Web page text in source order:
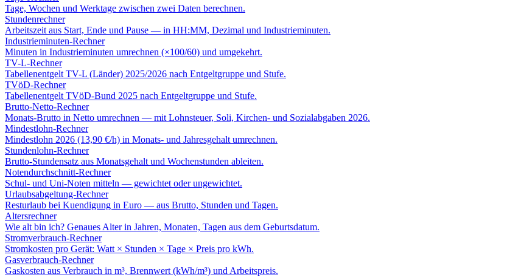
Tage, Wochen und Werktage zwischen zwei Daten berechnen.
Stundenrechner
Arbeitszeit aus Start, Ende und Pause — in HH:MM, Dezimal und Industrieminuten.
Industrieminuten-Rechner
Minuten in Industrieminuten umrechnen (×100/60) und umgekehrt.
TV-L-Rechner
Tabellenentgelt TV-L (Länder) 2025/2026 nach Entgeltgruppe und Stufe.
TVöD-Rechner
Tabellenentgelt TVöD-Bund 2025 nach Entgeltgruppe und Stufe.
Brutto-Netto-Rechner
Monats-Brutto in Netto umrechnen — mit Lohnsteuer, Soli, Kirchen- und Sozialabgaben 2026.
Mindestlohn-Rechner
Mindestlohn 2026 (13,90 €/h) in Monats- und Jahresgehalt umrechnen.
Stundenlohn-Rechner
Brutto-Stundensatz aus Monatsgehalt und Wochenstunden ableiten.
Notendurchschnitt-Rechner
Schul- und Uni-Noten mitteln — gewichtet oder ungewichtet.
Urlaubsabgeltung-Rechner
Resturlaub bei Kuendigung in Euro — aus Brutto, Stunden und Tagen.
Altersrechner
Wie alt bin ich? Genaues Alter in Jahren, Monaten, Tagen aus dem Geburtsdatum.
Stromverbrauch-Rechner
Stromkosten pro Gerät: Watt × Stunden × Tage × Preis pro kWh.
Gasverbrauch-Rechner
Gaskosten aus Verbrauch in m³, Brennwert (kWh/m³) und Arbeitspreis.